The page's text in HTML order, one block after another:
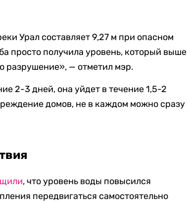
Урал составляет 9,27 м при опасном
просто получила уровень, который выше
разрушение», — отметил мэр.
2-3 дней, она уйдет в течение 1,5-2
домов, не в каждом можно сразу
, что уровень воды повысился
передвигаться самостоятельно